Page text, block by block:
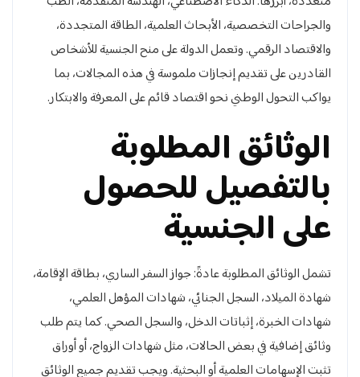
والجراحات التخصصية، الأبحاث العلمية، الطاقة المتجددة،
والاقتصاد الرقمي. وتعمل الدولة على منح الجنسية للأشخاص
القادرين على تقديم إنجازات ملموسة في هذه المجالات، بما
يواكب التحول الوطني نحو اقتصاد قائم على المعرفة والابتكار.
الوثائق المطلوبة
بالتفصيل للحصول
على الجنسية
تشمل الوثائق المطلوبة عادةً: جواز السفر الساري، بطاقة الإقامة،
شهادة الميلاد، السجل الجنائي، شهادات المؤهل العلمي،
شهادات الخبرة، إثباتات الدخل، والسجل الصحي. كما يتم طلب
وثائق إضافية في بعض الحالات، مثل شهادات الزواج، أو أوراق
تثبت الإسهامات العلمية أو البحثية. ويجب تقديم جميع الوثائق